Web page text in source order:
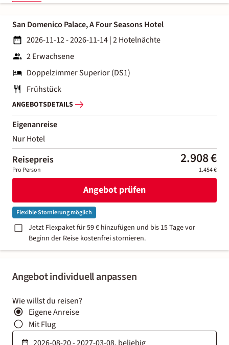
Angebot individuell anpassen
Wie willst du reisen?
Eigene Anreise
Mit Flug
San Domenico Palace, A Four Seasons Hotel
2026-11-12 - 2026-11-14|2 Hotelnächte
2 Erwachsene
Doppelzimmer Superior (DS1)
Frühstück
ANGEBOTSDETAILS
Eigenanreise
Nur Hotel
Reisepreis 2.908 €
Pro Person 1.454 €
Angebot prüfen
Flexible Stornierung möglich
Jetzt Flexpaket für 59 € hinzufügen und bis 15 Tage vor
Beginn der Reise kostenfrei stornieren.